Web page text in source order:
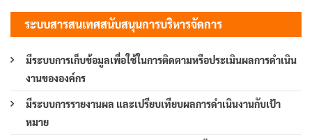
ระบบสารสนเทศสนับสนุนการบริหารจัดการ
มีระบบการเก็บข้อมูลเพื่อใช้ในการติดตามหรือประเมินผลการดำเนิน
งานขององค์กร
มีระบบการรายงานผล และเปรียบเทียบผลการดำเนินงานกับเป้า
หมาย